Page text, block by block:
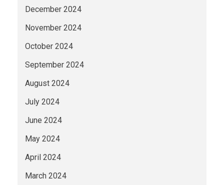
December 2024
November 2024
October 2024
September 2024
August 2024
July 2024
June 2024
May 2024
April 2024
March 2024